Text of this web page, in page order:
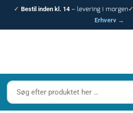
✓ Bestil inden kl. 14 – levering i morgen✓
Erhverv →
Søg
efter
produktet